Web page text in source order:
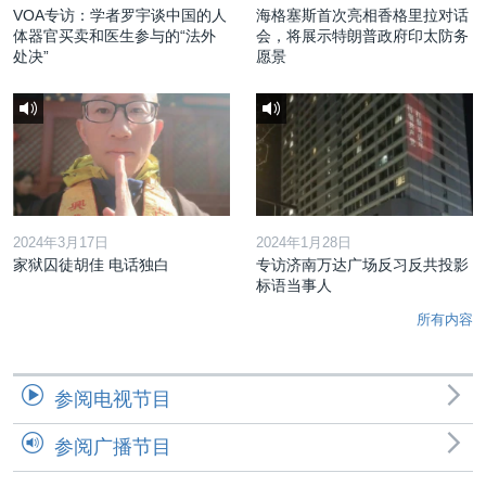
VOA专访：学者罗宇谈中国的人
体器官买卖和医生参与的“法外
处决”
海格塞斯首次亮相香格里拉对话
会，将展示特朗普政府印太防务
愿景
2024年3月17日
家狱囚徒胡佳 电话独白
2024年1月28日
专访济南万达广场反习反共投影
标语当事人
所有内容
参阅电视节目
参阅广播节目